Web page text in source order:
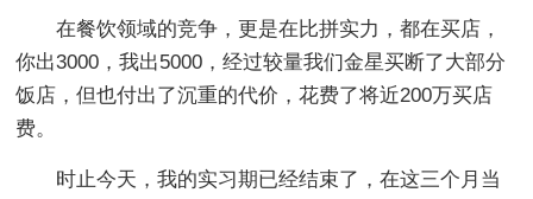
在餐饮领域的竞争，更是在比拼实力，都在买店，
你出3000，我出5000，经过较量我们金星买断了大部分
饭店，但也付出了沉重的代价，花费了将近200万买店
费。
时止今天，我的实习期已经结束了，在这三个月当